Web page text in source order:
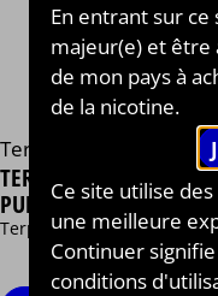
Terpology Lab
TERPÈNE - GRAND
PURPLE
Terpène, Fruits Rouges,
En entrant sur
majeur(e) et être
de mon pays à
de la nicotine.
Ce site utilise
une meilleure
Continuer
conditions